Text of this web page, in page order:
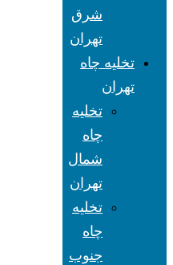
شرق
تهران
تخلیه چاه
تهران
تخلیه
چاه
شمال
تهران
تخلیه
چاه
جنوب